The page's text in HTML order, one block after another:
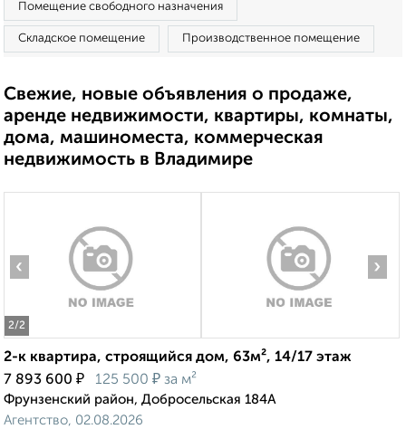
Помещение свободного назначения
Складское помещение Производственное помещение
Свежие, новые объявления о продаже,
аренде недвижимости, квартиры, комнаты,
дома, машиноместа, коммерческая
недвижимость в Владимире
2/2
‹ ›
2-к квартира, строящийся дом, 63м², 14/17 этаж
7 893 600 ₽ 125 500 ₽ за м²
Фрунзенский район, Добросельская 184А
Агентство, 02.08.2026